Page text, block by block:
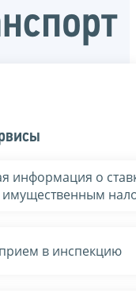
информация о
имущественным
в инспекцию